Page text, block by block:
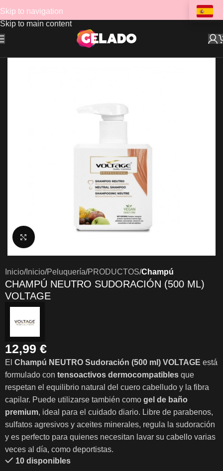
Skip to navigation
Skip to main content
Clic para ampliar
Inicio Inicio Peluquería PRODUCTOS Champú
CHAMPÚ NEUTRO SUDORACIÓN (500 ML)
VOLTAGE
12,99 €
El Champú NEUTRO Sudoración (500 ml) VOLTAGE está
formulado con tensoactivos dermocompatibles que
respetan el equilibrio natural del cuero cabelludo y la fibra
capilar. Puede utilizarse también como gel de baño
premium, ideal para el cuidado diario. Libre de parabenos,
sulfatos agresivos y aceites minerales, regula la sudoración
y es perfecto para quienes necesitan lavar su cabello varias
veces al día, como deportistas.
10 disponibles